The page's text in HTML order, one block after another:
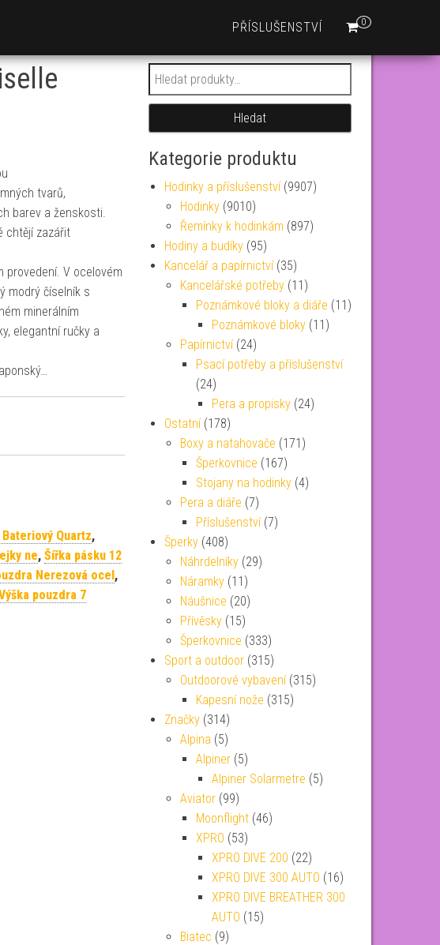
0
PŘÍSLUŠENSTVÍ
tvarů,
barev a ženskosti.
chtějí zazářit
provedení. V ocelovém
modrý číselník s
minerálním
elegantní ručky a
Bateriový Quartz,
ne, Šířka pásku 12
Nerezová ocel,
pouzdra 7
Hledat:
Hledat
Kategorie produktu
Hodinky a příslušenství (9907)
Hodinky (9010)
Řemínky k hodinkám (897)
Hodiny a budíky (95)
Kancelář a papírnictví (35)
Kancelářské potřeby (11)
Poznámkové bloky a diáře (11)
Poznámkové bloky (11)
Papírnictví (24)
Psací potřeby a příslušenství
(24)
Pera a propisky (24)
Ostatní (178)
Boxy a natahovače (171)
Šperkovnice (167)
Stojany na hodinky (4)
Pera a diáře (7)
Příslušenství (7)
Šperky (408)
Náhrdelníky (29)
Náramky (11)
Náušnice (20)
Přívěsky (15)
Šperkovnice (333)
Sport a outdoor (315)
Outdoorové vybavení (315)
Kapesní nože (315)
Značky (314)
Alpina (5)
Alpiner (5)
Alpiner Solarmetre (5)
Aviator (99)
Moonflight (46)
XPRO (53)
XPRO DIVE 200 (22)
XPRO DIVE 300 AUTO (16)
XPRO DIVE BREATHER 300
AUTO (15)
Biatec (9)